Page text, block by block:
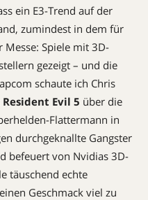
ein E3-Trend auf der
zumindest in dem für
Messe: Spiele mit 3D-
gezeigt – und die
schaute ich Chris
Resident Evil 5 über die
Flattermann in
durchgeknallte Gangster
befeuert von Nvidias 3D-
täuschend echte
Geschmack viel zu